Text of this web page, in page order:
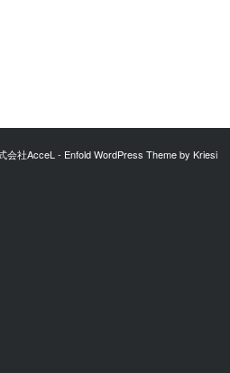
会社AcceL - Enfold WordPress Theme by Kriesi